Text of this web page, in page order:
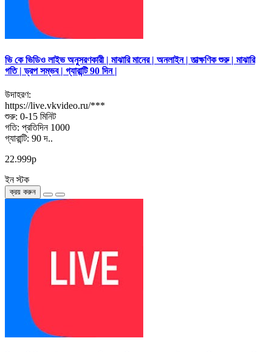
ভি কে ভিডিও লাইভ অনুসরণকারী | মাঝারি মানের | অনলাইন | তাত্ক্ষণিক শুরু | মাঝারি
গতি | ড্রপ সম্ভব | গ্যারান্টি 90 দিন |
উদাহরণ:
https://live.vkvideo.ru/***
শুরু: 0-15 মিনিট
গতি: প্রতিদিন 1000
গ্যারান্টি: 90 দ..
22.999р
ইন স্টক
ক্রয় করুন